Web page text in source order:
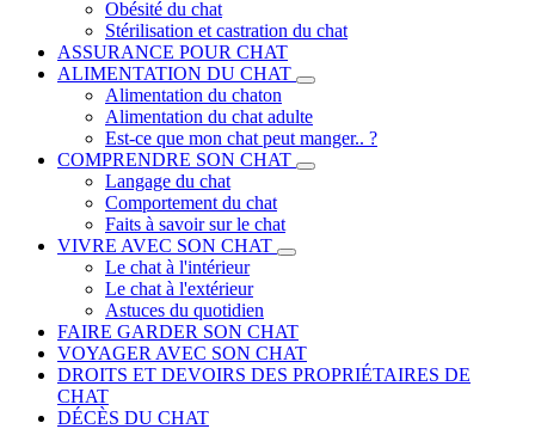
Obésité du chat
Stérilisation et castration du chat
ASSURANCE POUR CHAT
ALIMENTATION DU CHAT
Alimentation du chaton
Alimentation du chat adulte
Est-ce que mon chat peut manger.. ?
COMPRENDRE SON CHAT
Langage du chat
Comportement du chat
Faits à savoir sur le chat
VIVRE AVEC SON CHAT
Le chat à l'intérieur
Le chat à l'extérieur
Astuces du quotidien
FAIRE GARDER SON CHAT
VOYAGER AVEC SON CHAT
DROITS ET DEVOIRS DES PROPRIÉTAIRES DE
CHAT
DÉCÈS DU CHAT